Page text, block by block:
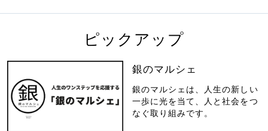
ピックアップ
銀のマルシェ
銀のマルシェは、人生の新しい
一歩に光を当て、人と社会をつ
なぐ取り組みです。